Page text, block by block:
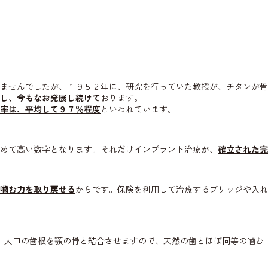
んでしたが、１９５２年に、研究を行っていた教授が、チタンが骨
、今もなお発展し続けて おります。
は、平均して９７％程度 といわれています。
て高い数字となります。それだけインプラント治療が、 確立された完
む力を取り戻せるからです。保険を利用して治療するブリッジや入れ
人口の歯根を顎の骨と結合させますので、天然の歯とほぼ同等の噛む